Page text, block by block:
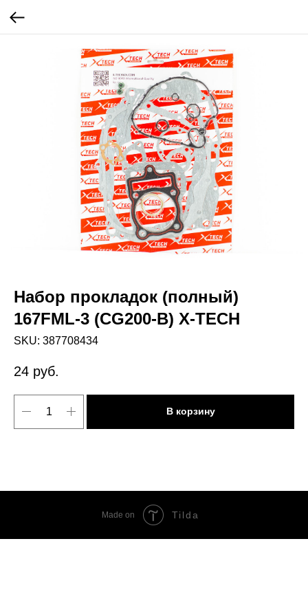
Набор прокладок (полный)
167FML-3 (CG200-B) X-TECH
SKU: 387708434
24 руб.
В корзину
Made on Tilda